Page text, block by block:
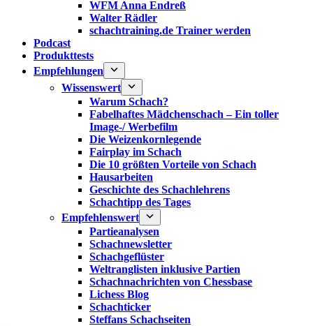
WFM Anna Endreß
Walter Rädler
schachtraining.de Trainer werden
Podcast
Produkttests
Empfehlungen
Wissenswert
Warum Schach?
Fabelhaftes Mädchenschach – Ein toller
Image-/ Werbefilm
Die Weizenkornlegende
Fairplay im Schach
Die 10 größten Vorteile von Schach‎
Hausarbeiten
Geschichte des Schachlehrens
Schachtipp des Tages
Empfehlenswert
Partieanalysen
Schachnewsletter
Schachgeflüster
Weltranglisten inklusive Partien
Schachnachrichten von Chessbase
Lichess Blog
Schachticker
Steffans Schachseiten